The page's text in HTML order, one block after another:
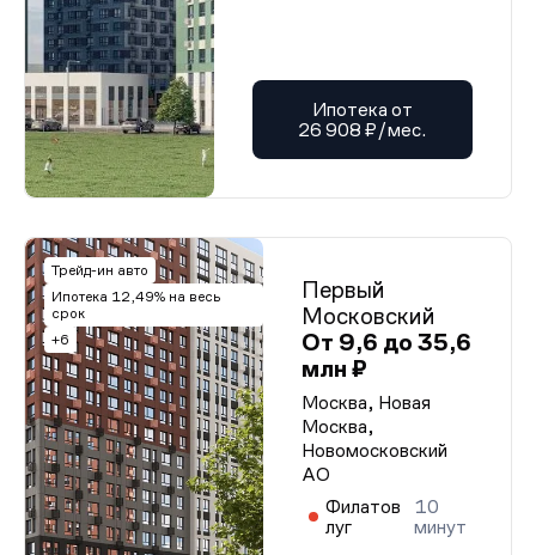
Ипотека от
26 908 ₽/мес.
Трейд-ин авто
Ипотека 12,49% на весь
срок
+6
Первый
Московский
От 9,6 до 35,6
млн ₽
Москва, Новая
Москва,
Новомосковский
АО
Филатов
луг
10
минут